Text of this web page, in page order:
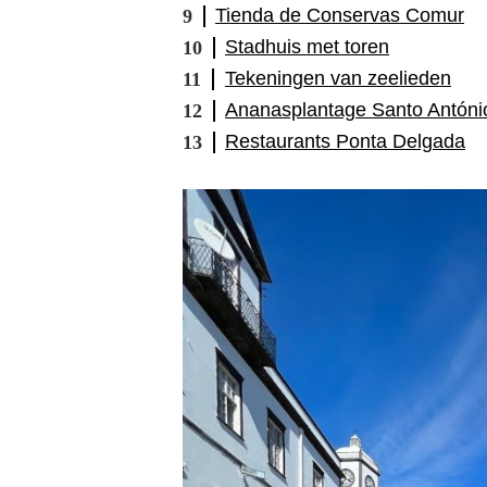
Tienda de Conservas Comur
Stadhuis met toren
Tekeningen van zeelieden
Ananasplantage Santo
Restaurants Ponta Delgada